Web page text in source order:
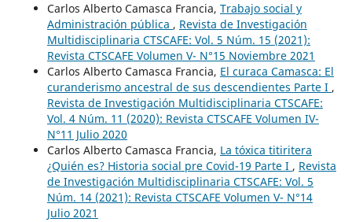
Carlos Alberto Camasca Francia, Trabajo social y
Administración pública , Revista de Investigación
Multidisciplinaria CTSCAFE: Vol. 5 Núm. 15 (2021):
Revista CTSCAFE Volumen V- N°15 Noviembre 2021
Carlos Alberto Camasca Francia, El curaca Camasca: El
curanderismo ancestral de sus descendientes Parte I ,
Revista de Investigación Multidisciplinaria CTSCAFE:
Vol. 4 Núm. 11 (2020): Revista CTSCAFE Volumen IV-
N°11 Julio 2020
Carlos Alberto Camasca Francia, La tóxica titiritera
¿Quién es? Historia social pre Covid-19 Parte I , Revista
de Investigación Multidisciplinaria CTSCAFE: Vol. 5
Núm. 14 (2021): Revista CTSCAFE Volumen V- N°14
Julio 2021